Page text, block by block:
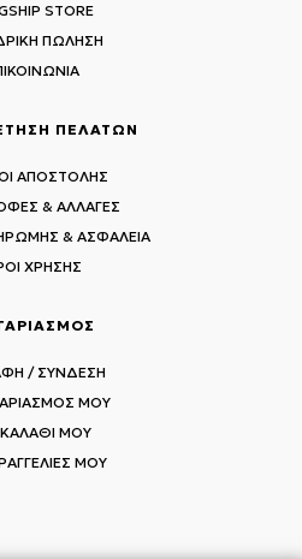
STORE
ΠΩΛΗΣΗ
ΠΕΛΑΤΩΝ
ΑΠΟΣΤΟΛΗΣ
& ΑΛΛΑΓΕΣ
& ΑΣΦΑΛΕΙΑ
ΧΡΗΣΗΣ
/ ΣΥΝΔΕΣΗ
ΜΟΥ
ΜΟΥ
ΜΟΥ